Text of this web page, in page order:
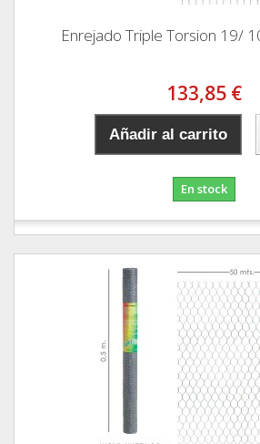
Enrejado Triple Torsion 19/
133,85 €
Añadir al carrito
En stock